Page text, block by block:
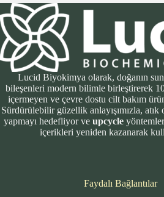
Lucid Biyokimya olarak, doğanın
bileşenleri modern bilimle birleştirerek
içermeyen ve çevre dostu cilt bakım
Sürdürülebilir güzellik anlayışımızla,
yapmayı hedefliyor veupcycle
içerikleri yeniden kazanarak
Faydalı Bağlantılar